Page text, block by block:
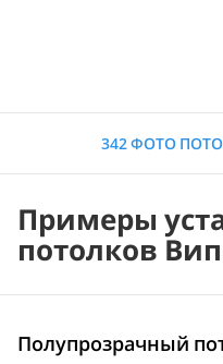
342 ФОТО
Примеры
потолков
Полупрозрачный